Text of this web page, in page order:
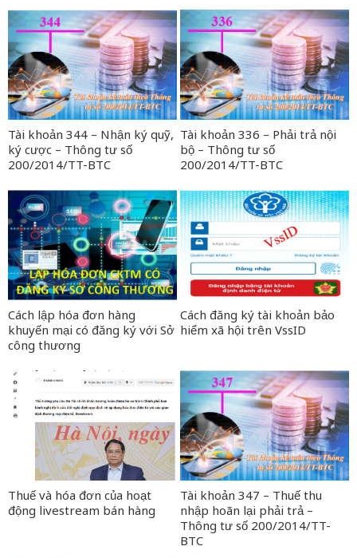
Tài khoản 344 – Nhận ký quỹ,
ký cược – Thông tư số
200/2014/TT-BTC
Tài khoản 336 – Phải trả nội
bộ – Thông tư số
200/2014/TT-BTC
Cách lập hóa đơn hàng
khuyến mại có đăng ký với Sở
công thương
Cách đăng ký tài khoản bảo
hiểm xã hội trên VssID
Thuế và hóa đơn của hoạt
động livestream bán hàng
Tài khoản 347 – Thuế thu
nhập hoãn lại phải trả –
Thông tư số 200/2014/TT-
BTC